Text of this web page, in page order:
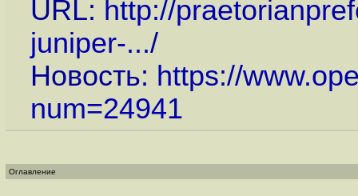
URL: http://
juniper-.../
Новость: https://
num=24941
Оглавление